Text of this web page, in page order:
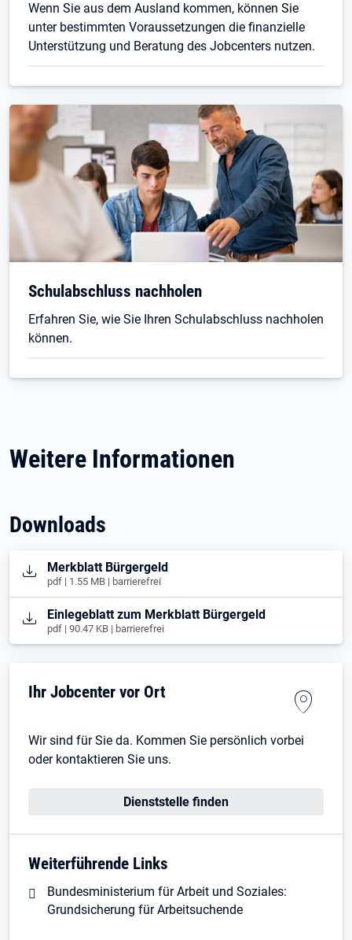
Wenn Sie aus dem Ausland kommen, können Sie
unter bestimmten Voraussetzungen die finanzielle
Unterstützung und Beratung des Jobcenters nutzen.
Schulabschluss nachholen
Erfahren Sie, wie Sie Ihren Schulabschluss nachholen
können.
Weitere Informationen
Downloads
Öffnet in neuem Tab
Merkblatt Bürgergeld
pdf | 1.55 MB | barrierefrei
Öffnet in neuem Tab
Einlegeblatt zum Merkblatt Bürgergeld
pdf | 90.47 KB | barrierefrei
Ihr Jobcenter vor Ort
Wir sind für Sie da. Kommen Sie persönlich vorbei
oder kontaktieren Sie uns.
Dienststelle finden
Weiterführende Links
Bundesministerium für Arbeit und Soziales:
Grundsicherung für Arbeitsuchende